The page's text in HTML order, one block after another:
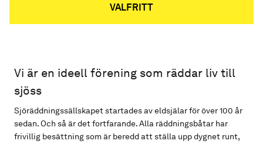
VALFRITT
Vi är en ideell förening som räddar liv till
sjöss
Sjöräddningssällskapet startades av eldsjälar för över 100 år
sedan. Och så är det fortfarande. Alla räddningsbåtar har
frivillig besättning som är beredd att ställa upp dygnet runt,